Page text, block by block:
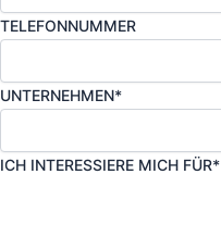
TELEFONNUMMER
UNTERNEHMEN*
ICH INTERESSIERE MICH FÜR*